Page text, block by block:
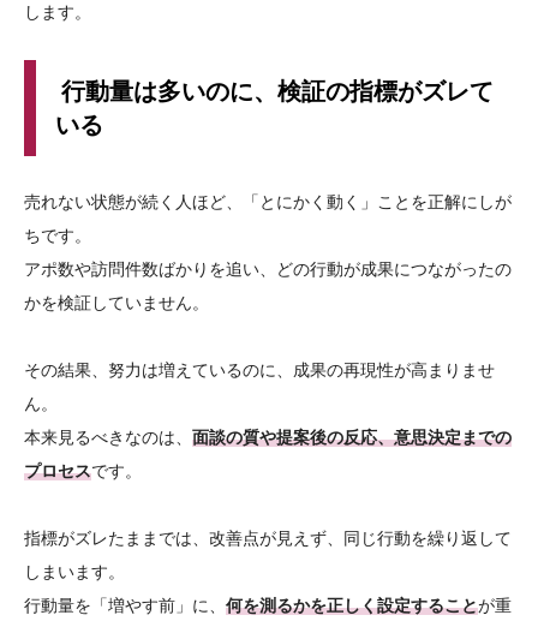
します。
行動量は多いのに、検証の指標がズレて
いる
売れない状態が続く人ほど、「とにかく動く」ことを正解にしが
ちです。
アポ数や訪問件数ばかりを追い、どの行動が成果につながったの
かを検証していません。
その結果、努力は増えているのに、成果の再現性が高まりませ
ん。
本来見るべきなのは、 面談の質や提案後の反応、意思決定までの
プロセスです。
指標がズレたままでは、改善点が見えず、同じ行動を繰り返して
しまいます。
行動量を「増やす前」に、 何を測るかを正しく設定することが重